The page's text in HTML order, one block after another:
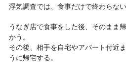
浮気調査では、食事だけで終わらな
うなぎ店で食事をした後、そのまま
かう。
その後、相手を自宅やアパート付近
うに帰宅する。